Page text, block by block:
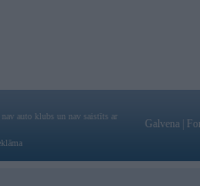
auto klubs un nav saistīts ar
Galvena